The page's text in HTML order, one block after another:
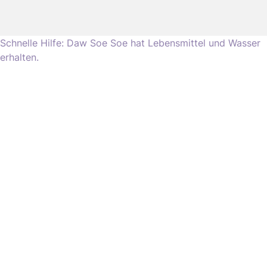
Schnelle Hilfe: Daw Soe Soe hat Lebensmittel und Wasser
erhalten.